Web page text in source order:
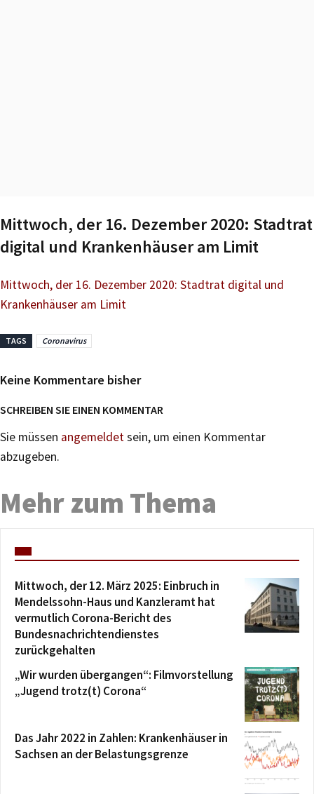
Mittwoch, der 16. Dezember 2020: Stadtrat
digital und Krankenhäuser am Limit
Mittwoch, der 16. Dezember 2020: Stadtrat digital und
Krankenhäuser am Limit
TAGS Coronavirus
Keine Kommentare bisher
SCHREIBEN SIE EINEN KOMMENTAR
Sie müssen angemeldetsein, um einen Kommentar
abzugeben.
Mehr zum Thema
Mittwoch, der 12. März 2025: Einbruch in
Mendelssohn-Haus und Kanzleramt hat
vermutlich Corona-Bericht des
Bundesnachrichtendienstes
zurückgehalten
„Wir wurden übergangen“: Filmvorstellung
„Jugend trotz(t) Corona“
Das Jahr 2022 in Zahlen: Krankenhäuser in
Sachsen an der Belastungsgrenze